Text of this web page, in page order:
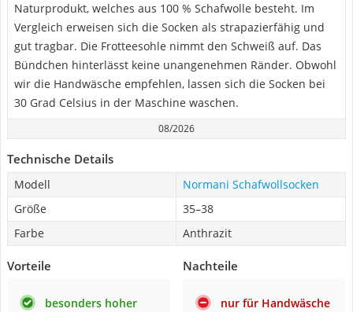
Naturprodukt, welches aus 100 % Schafwolle besteht. Im
Vergleich erweisen sich die Socken als strapazierfähig und
gut tragbar. Die Frotteesohle nimmt den Schweiß auf. Das
Bündchen hinterlässt keine unangenehmen Ränder. Obwohl
wir die Handwäsche empfehlen, lassen sich die Socken bei
30 Grad Celsius in der Maschine waschen.
08/2026
Technische Details
Modell
Normani Schafwollsocken
Größe
35–38
Farbe
Anthrazit
Vorteile
besonders hoher
Nachteile
nur für Handwäsche